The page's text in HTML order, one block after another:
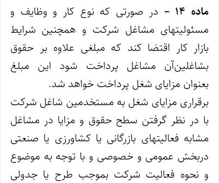
ماده ۱۴ –
در صورتی که نوع کار و وظایف و
مسئولیتهای مشاغل شرکت و همچنین شرایط
بازار کار اقتضا کند که مبلغی علاوه بر حقوق
بشاغلین‌آن مشاغل پرداخت شود این مبلغ
بعنوان مزایای شغل پرداخت خواهد شد.
‌برقراری مزایای شغل به مستخدمین شاغل شرکت
با در نظر گرفتن سطح حقوق و مزایا در مشاغل
مشابه فعالیتهای بازرگانی یا کشاورزی یا صنعتی
در‌بخش عمومی و خصوصی و با توجه به موضوع
و نحوه فعالیت شرکت بموجب طرح یا جدولی